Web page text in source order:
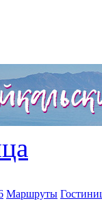
Маршруты